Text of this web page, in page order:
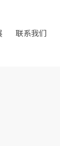
联系我们